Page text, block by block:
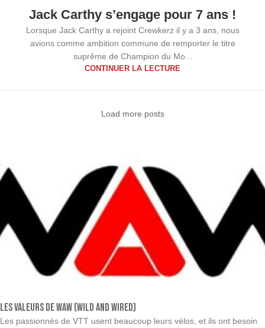
Jack Carthy s’engage pour 7 ans !
Lorsque Jack Carthy a rejoint Crewkerz il y a 3 ans, nous
avions comme ambition commune de remporter le titre
suprême de Champion du Mo...
CONTINUER LA LECTURE
Load more posts
Les valeurs de WAW (Wild And Wired)
Les passionnés de VTT usent beaucoup leurs vélos, et ils ont besoin